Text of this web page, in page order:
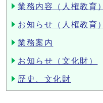
業務内容（人権教育）
お知らせ（人権教育）
業務案内
お知らせ（文化財）
歴史、文化財